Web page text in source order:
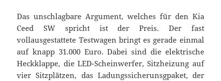
Das unschlagbare Argument, welches für den Kia
Ceed SW spricht ist der Preis. Der fast
vollausgestattete Testwagen bringt es gerade einmal
auf knapp 31.000 Euro. Dabei sind die elektrische
Heckklappe, die LED-Scheinwerfer, Sitzheizung auf
vier Sitzplätzen, das Ladungssicherunsgpaket, der